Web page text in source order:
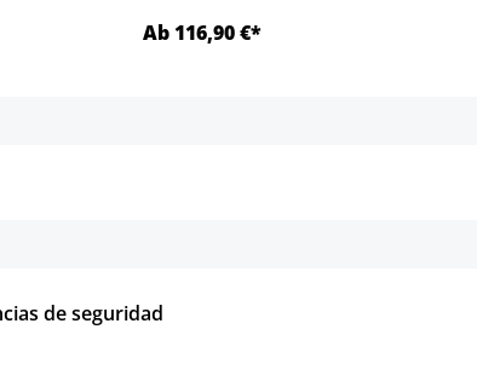
Ab 116,90 €*
de seguridad